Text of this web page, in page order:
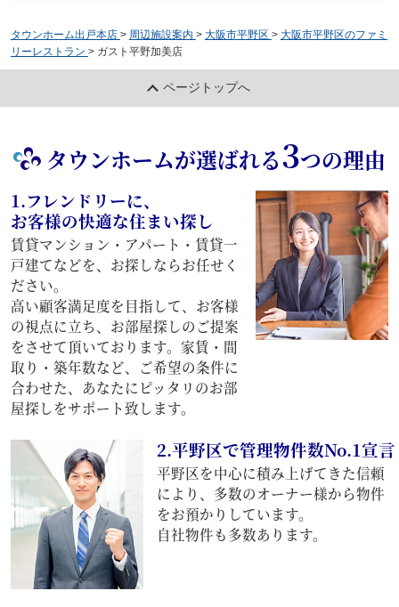
タウンホーム出戸本店 > 周辺施設案内 > 大阪市平野区 > 大阪市平野区のファミ
リーレストラン > ガスト平野加美店
ページトップへ
タウンホームが選ばれる3つの理由
1.フレンドリーに、
お客様の快適な住まい探し
賃貸マンション・アパート・賃貸一
戸建てなどを、お探しならお任せく
ださい。
高い顧客満足度を目指して、お客様
の視点に立ち、お部屋探しのご提案
をさせて頂いております。家賃・間
取り・築年数など、ご希望の条件に
合わせた、あなたにピッタリのお部
屋探しをサポート致します。
2.平野区で管理物件数No.1宣言
平野区を中心に積み上げてきた信頼
により、多数のオーナー様から物件
をお預かりしています。
自社物件も多数あります。